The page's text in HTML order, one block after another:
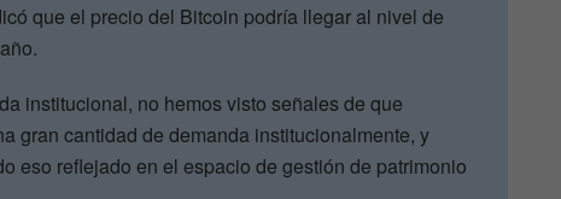
que el precio del Bitcoin podría llegar al nivel de
institucional, no hemos visto señales de que
gran cantidad de demanda institucionalmente, y
eso reflejado en el espacio de gestión de patrimonio